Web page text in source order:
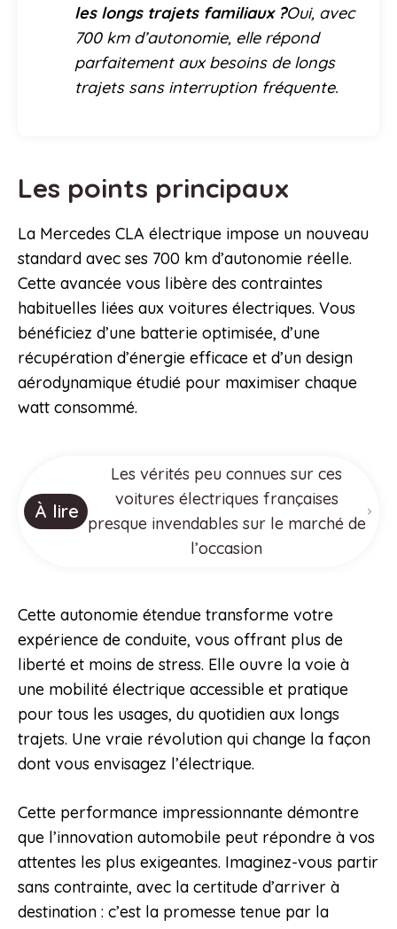
les longs trajets familiaux ?Oui, avec
700 km d’autonomie, elle répond
parfaitement aux besoins de longs
trajets sans interruption fréquente.
Les points principaux
La Mercedes CLA électrique impose un nouveau
standard avec ses 700 km d’autonomie réelle.
Cette avancée vous libère des contraintes
habituelles liées aux voitures électriques. Vous
bénéficiez d’une batterie optimisée, d’une
récupération d’énergie efficace et d’un design
aérodynamique étudié pour maximiser chaque
watt consommé.
À lire
Les vérités peu connues sur ces
voitures électriques françaises
presque invendables sur le marché de
l’occasion
Cette autonomie étendue transforme votre
expérience de conduite, vous offrant plus de
liberté et moins de stress. Elle ouvre la voie à
une mobilité électrique accessible et pratique
pour tous les usages, du quotidien aux longs
trajets. Une vraie révolution qui change la façon
dont vous envisagez l’électrique.
Cette performance impressionnante démontre
que l’innovation automobile peut répondre à vos
attentes les plus exigeantes. Imaginez-vous partir
sans contrainte, avec la certitude d’arriver à
destination : c’est la promesse tenue par la